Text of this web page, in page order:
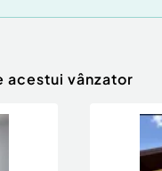
acestui vânzator